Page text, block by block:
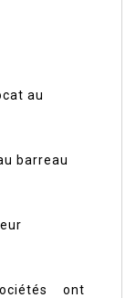
au
barreau
ont